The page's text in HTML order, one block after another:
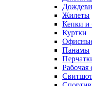
Жилеты
Кепки и
Куртки
Панамы
Рабочая